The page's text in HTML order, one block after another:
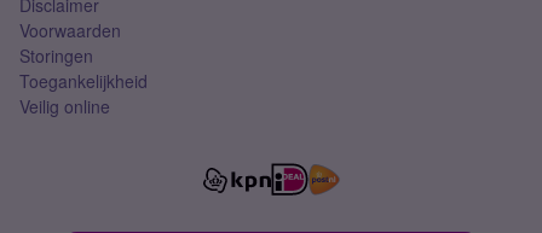
Disclaimer
Voorwaarden
Storingen
Toegankelijkheid
Veilig online